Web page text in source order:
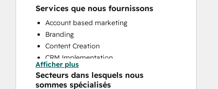
Services que nous fournissons
Account based marketing
Branding
Content Creation
CRM Implementation
Customer Marketing
Email Marketing
Afficher plus
Secteurs dans lesquels nous
sommes spécialisés